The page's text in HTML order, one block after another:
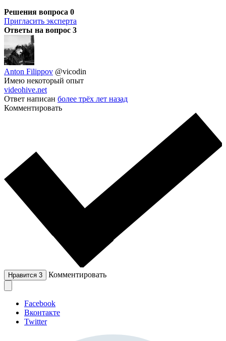
Решения вопроса 0
Пригласить эксперта
Ответы на вопрос 3
Anton Filippov @vicodin
Имею некоторый опыт
videohive.net
Ответ написан более трёх лет назад
Комментировать
Нравится 3 Комментировать
Facebook
Вконтакте
Twitter